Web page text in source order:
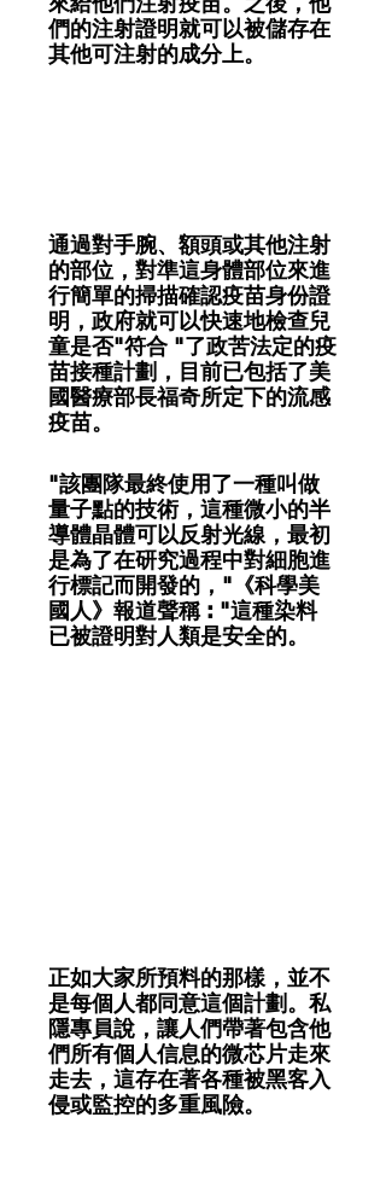
們的注射證明就可以被儲存在
其他可注射的成分上。
通過對手腕、額頭或其他注射
的部位，對準這身體部位來進
行簡單的掃描確認疫苗身份證
明，政府就可以快速地檢查兒
童是否"符合 "了政苦法定的疫
苗接種計劃，目前已包括了美
國醫療部長福奇所定下的流感
疫苗。
"該團隊最終使用了一種叫做
量子點的技術，這種微小的半
導體晶體可以反射光線，最初
是為了在研究過程中對細胞進
行標記而開發的，"《科學美
國人》報道聲稱 : "這種染料
已被證明對人類是安全的。
正如大家所預料的那樣，並不
是每個人都同意這個計劃。私
隱專員說，讓人們帶著包含他
們所有個人信息的微芯片走來
走去，這存在著各種被黑客入
侵或監控的多重風險。